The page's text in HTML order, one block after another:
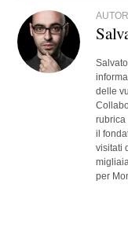
delle
rubrica
il
visitati
per